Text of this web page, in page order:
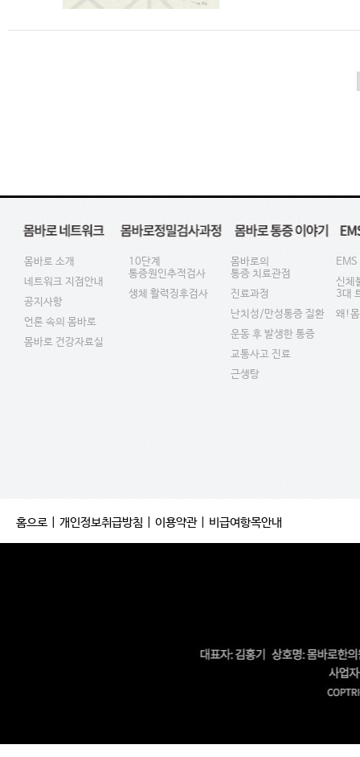
몸바로 소개
네트워크 지점안내
공지사항
언론 속의 몸바로
몸바로 건강자료실
10단계
통증원인추적검사
생체 활력징후검사
몸바로의
통증 치료관점
진료과정
난치성/만성통증 질환
운동 후 발생한 통증
교통사고 진료
근생탕
EMS
신체
3대
왜!
홈으로 개인정보취급방침 이용약관| 비급여항목안내